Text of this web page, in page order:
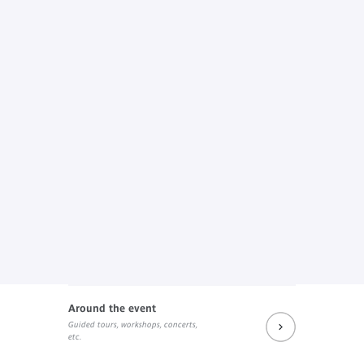
Around the event
Guided tours, workshops, concerts,
etc.